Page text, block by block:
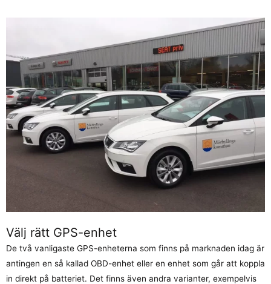
Välj rätt GPS-enhet
De två vanligaste GPS-enheterna som finns på marknaden idag är
antingen en så kallad OBD-enhet eller en enhet som går att koppla
in direkt på batteriet. Det finns även andra varianter, exempelvis